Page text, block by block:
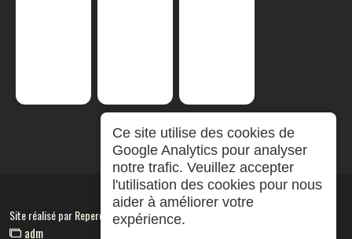
Site réalisé parRepereCom
adm
Ce site utilise des cookies de
Google Analytics pour analyser
notre trafic. Veuillez accepter
l'utilisation des cookies pour nous
aider à améliorer votre
expérience.